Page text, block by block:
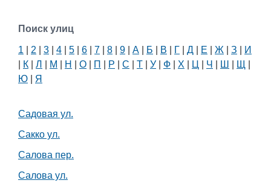
Поиск улиц
1 2 3 4 5 6 7 8 9 А Б В Г Д Е Ж З
И
К Л М Н О П Р С Т У Ф Х Ц Ч Ш Щ
Ю
Я
Садовая ул.
Сакко ул.
Салова пер.
Салова ул.